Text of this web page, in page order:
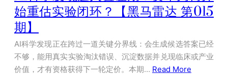
始重估实验闭环？【黑马雷达 第015
期】
AI科学发现正在跨过一道关键分界线：会生成候选答案已经
不够，能用真实实验淘汰错误、沉淀数据并兑现临床或产业
价值，才有资格获得下一轮定价。本期… Read More